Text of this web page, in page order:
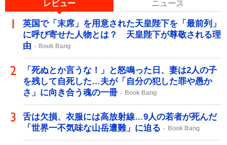
レビュー ニュース
英国で「末席」を用意された天皇陛下を「最前列」
に呼び寄せた人物とは？ 天皇陛下が尊敬される理
由
Book Bang
「死ぬとか言うな！」と怒鳴った日、妻は2人の子
を残して自死した…夫が「自分の犯した罪や愚か
さ」に向き合う魂の一冊
Book Bang
舌は欠損、衣服には高放射線…9人の若者が死んだ
「世界一不気味な山岳遭難」に迫る
Book Bang